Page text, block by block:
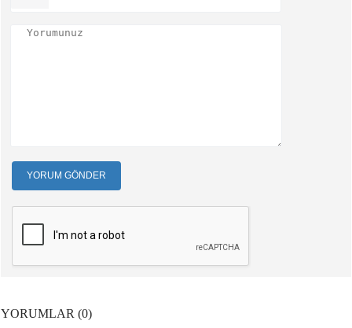
YORUM GÖNDER
YORUMLAR (0)